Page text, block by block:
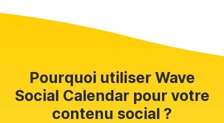
Pourquoi utiliser Wave
Social Calendar pour votre
contenu social ?